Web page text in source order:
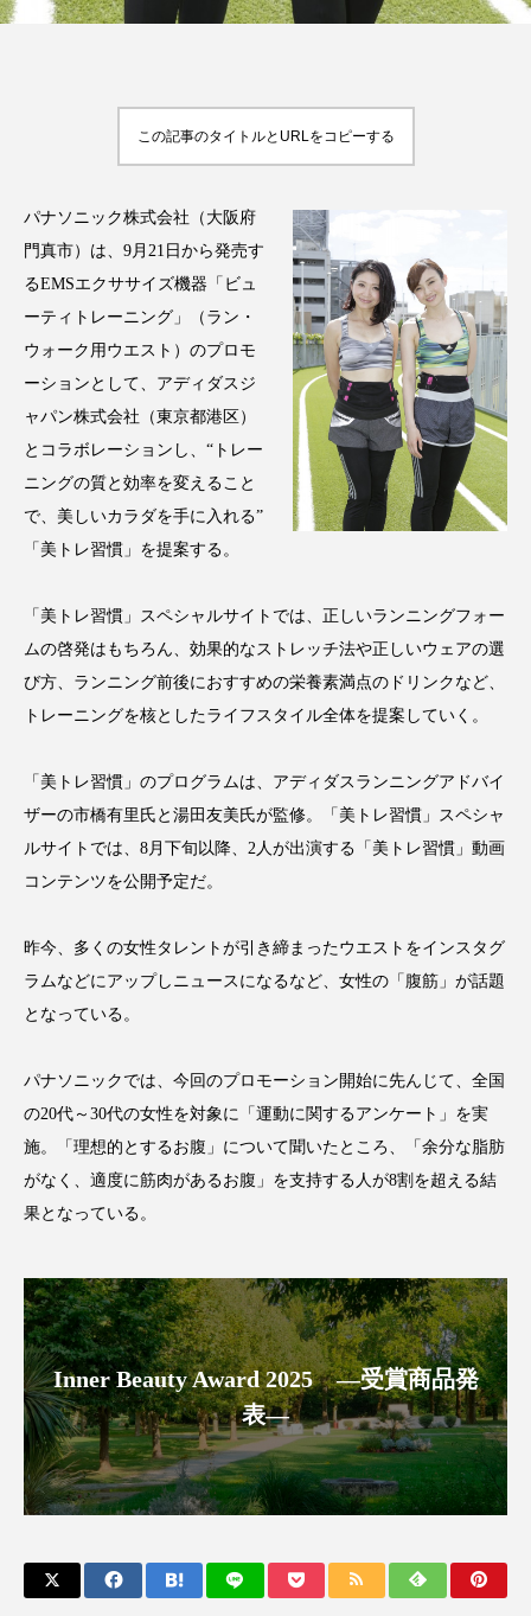
ウェアラブルデバイス ウェルネス
エイジングケア
エクソソーム オーガニック オゾン
カウンセラー カウンセリング
カカイオイル ガジェット キーワード
クレンジング
クローズアップ ケーススタディ
コグニティブヘルス コスト削減
コルチゾール サステナビリティ
サステナブル美容 サプライチェーン
サプリ サロンクレンジング サロン戦略
スカルプ クレンジング 頻度 スカルプケア
スキンケア
スマートウォッチ スマートパッチ
スマートリング セーフプレイス セラミド
ソーシャルウェルネス ソーシャルコマース
タンパク質 ディープクレンジング
デジタルデトックス デトックス
ドライヤー 温度 髪 ダメージ ナイアシンアミド
パーソナライズ バーチャルメイク
この記事のタイトルとURLをコピーする
パナソニック株式会社（大阪府
門真市）は、9月21日から発売す
るEMSエクササイズ機器「ビュ
ーティトレーニング」（ラン・
ウォーク用ウエスト）のプロモ
ーションとして、アディダスジ
ャパン株式会社（東京都港区）
とコラボレーションし、“トレー
ニングの質と効率を変えること
で、美しいカラダを手に入れる”
「美トレ習慣」を提案する。
「美トレ習慣」スペシャルサイトでは、正しいランニングフォー
ムの啓発はもちろん、効果的なストレッチ法や正しいウェアの選
び方、ランニング前後におすすめの栄養素満点のドリンクなど、
トレーニングを核としたライフスタイル全体を提案していく。
「美トレ習慣」のプログラムは、アディダスランニングアドバイ
ザーの市橋有里氏と湯田友美氏が監修。「美トレ習慣」スペシャ
ルサイトでは、8月下旬以降、2人が出演する「美トレ習慣」動画
コンテンツを公開予定だ。
昨今、多くの女性タレントが引き締まったウエストをインスタグ
ラムなどにアップしニュースになるなど、女性の「腹筋」が話題
となっている。
パナソニックでは、今回のプロモーション開始に先んじて、全国
の20代～30代の女性を対象に「運動に関するアンケート」を実
施。「理想的とするお腹」について聞いたところ、「余分な脂肪
がなく、適度に筋肉があるお腹」を支持する人が8割を超える結
果となっている。
Inner Beauty Award 2025 ―受賞商品発
表―